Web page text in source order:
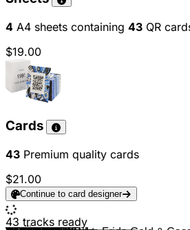
4 A4 sheets containing 43 QR
$19.00
Cards
43 Premium quality cards
$21.00
Continue to card designer
43 tracks ready